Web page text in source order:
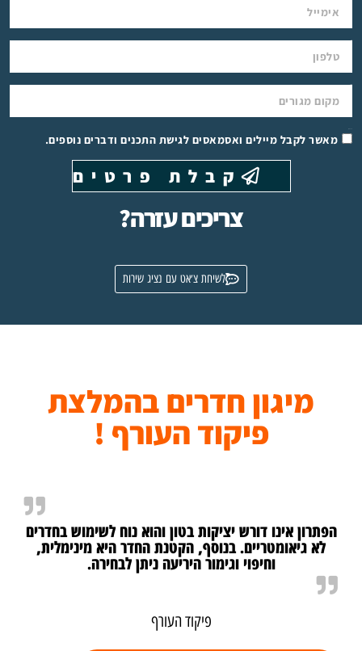
מאשר לקבל מיילים ואסמאסים לגישת התכנים ודברים נוספים.
קבלת פרטים
צריכים עזרה?
לשיחת צ׳אט עם נציג שירות
מיגון חדרים בהמלצת
פיקוד העורף !
הפתרון אינו דורש יציקות בטון והוא נוח לשימוש בחדרים
לא גיאומטריים. בנוסף, הקטנת החדר היא מינימלית,
וחיפוי וגימור היריעה ניתן לבחירה.
פיקוד העורף